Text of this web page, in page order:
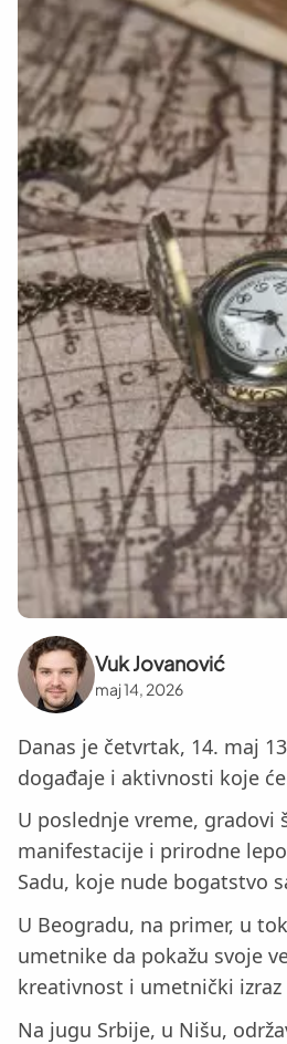
Vuk Jovanović
maj 14, 2026
Danas je četvrtak, 14. maj
događaje i aktivnosti koje
U poslednje vreme,
manifestacije i prirodne
Sadu, koje nude bogatstvo
U Beogradu, na primer, u
umetnike da pokažu svoje
kreativnost i umetnički
Na jugu Srbije, u Nišu,